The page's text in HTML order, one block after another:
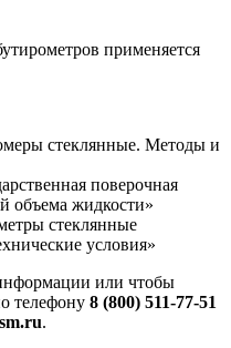
применяется
стеклянные. Методы и
поверочная
объема жидкости»
стеклянные
условия»
или чтобы
телефону 8 (800) 511-77-51
.